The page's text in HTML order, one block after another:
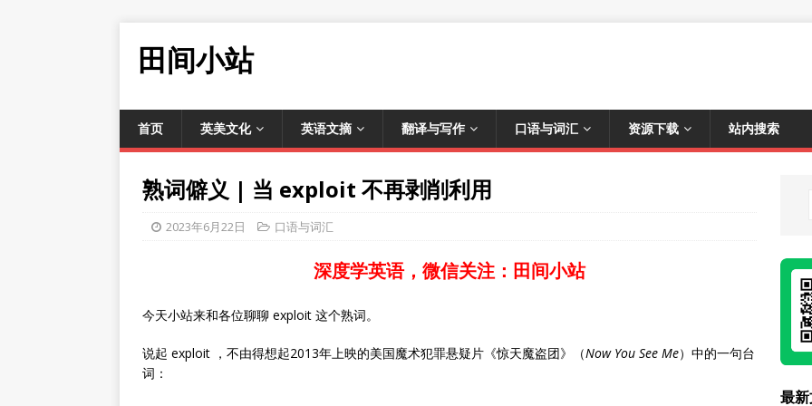
田间小站
首页 英美文化 英语文摘 翻译与写作 口语与词汇 资源下载 站内搜索
熟词僻义 | 当 exploit 不再剥削利用
2023年6月22日 口语与词汇
深度学英语，微信关注：田间小站
今天小站来和各位聊聊 exploit 这个熟词。
说起 exploit ，不由得想起2013年上映的美国魔术犯罪悬疑片《惊天魔盗团》（Now You See Me）中的一句台
词：
最